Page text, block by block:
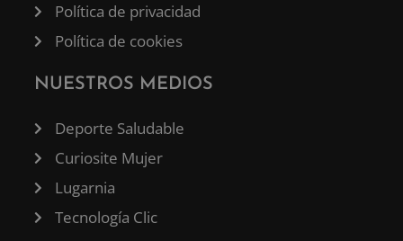
Política de privacidad
Política de cookies
NUESTROS MEDIOS
Deporte Saludable
Curiosite Mujer
Lugarnia
Tecnología Clic